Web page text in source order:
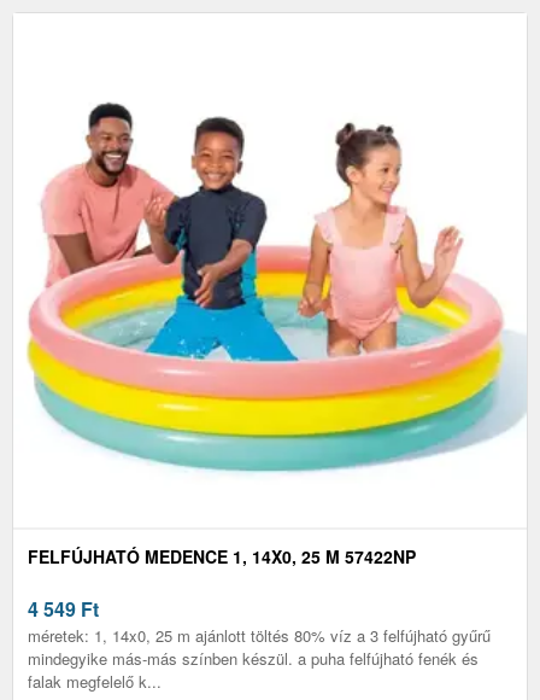
FELFÚJHATÓ MEDENCE 1, 14X0, 25 M 57422NP
4 549 Ft
méretek: 1, 14x0, 25 m ajánlott töltés 80% víz a 3 felfújható gyűrű
mindegyike más-más színben készül. a puha felfújható fenék és
falak megfelelő k...